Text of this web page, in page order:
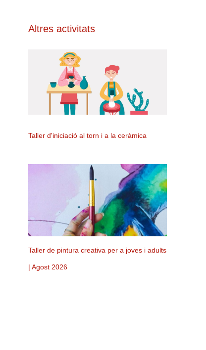
Altres activitats
Taller d'iniciació al torn i a la ceràmica
Taller de pintura creativa per a joves i adults
| Agost 2026